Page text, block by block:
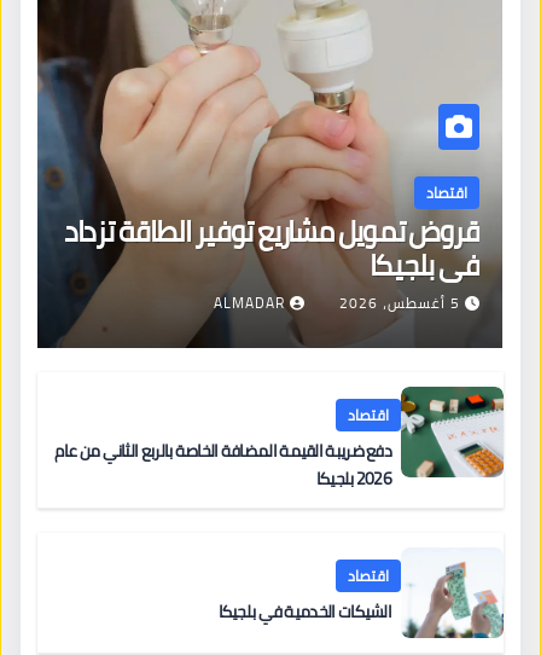
اقتصاد
قروض تمويل مشاريع توفير الطاقة تزداد
في بلجيكا
5 أغسطس، 2026 ALMADAR
اقتصاد
دفع ضريبة القيمة المضافة الخاصة بالربع الثاني من عام
2026 بلجيكا
اقتصاد
الشيكات الخدمية في بلجيكا